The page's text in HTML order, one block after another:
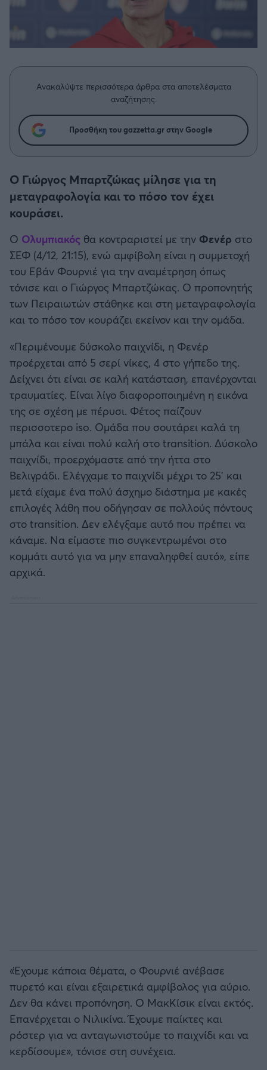
Δημήτρης Τσορμπατζόγλου
Λεβαδειακός
ΟΦΗ
Βόλος
Ατρόμητος Αθηνών
Κηφισιά
Αστέρας Τρίπολης
Παναιτωλικός
Καλαμάτα
Ηρακλής
Ατλέτικο Μαδρίτης
Μάντσεστερ Γιουνάιτεντ
Μάντσεστερ Σίτι
Λίβερπουλ
Άρσεναλ
Συνεντεύξεις
Μια Ιστορία από την Πόλη
Ανακαλύψτε περισσότερα άρθρα στα αποτελέσματα
αναζήτησης.
Προσθήκη του gazzetta.gr στην Google
Ο Γιώργος Μπαρτζώκας μίλησε για τη
μεταγραφολογία και το πόσο τον έχει
κουράσει.
Ο Ολυμπιακός θα κοντραριστεί με την Φενέρ στο
ΣΕΦ (4/12, 21:15), ενώ αμφίβολη είναι η συμμετοχή
του Εβάν Φουρνιέ για την αναμέτρηση όπως
τόνισε και ο Γιώργος Μπαρτζώκας. Ο προπονητής
των Πειραιωτών στάθηκε και στη μεταγραφολογία
και το πόσο τον κουράζει εκείνον και την ομάδα.
«Περιμένουμε δύσκολο παιχνίδι, η Φενέρ
προέρχεται από 5 σερί νίκες, 4 στο γήπεδο της.
Δείχνει ότι είναι σε καλή κατάσταση, επανέρχονται
τραυματίες. Είναι λίγο διαφοροποιημένη η εικόνα
της σε σχέση με πέρυσι. Φέτος παίζουν
περισσοτερο iso. Ομάδα που σουτάρει καλά τη
μπάλα και είναι πολύ καλή στο transition. Δύσκολο
παιχνίδι, προερχόμαστε από την ήττα στο
Βελιγράδι. Ελέγχαμε το παιχνίδι μέχρι το 25' και
μετά είχαμε ένα πολύ άσχημο διάστημα με κακές
επιλογές λάθη που οδήγησαν σε πολλούς πόντους
στο transition. Δεν ελέγξαμε αυτό που πρέπει να
κάναμε. Να είμαστε πιο συγκεντρωμένοι στο
κομμάτι αυτό για να μην επαναληφθεί αυτό», είπε
αρχικά.
«Έχουμε κάποια θέματα, ο Φουρνιέ ανέβασε
πυρετό και είναι εξαιρετικά αμφίβολος για αύριο.
Δεν θα κάνει προπόνηση. Ο ΜακΚίσικ είναι εκτός.
Επανέρχεται ο Νιλικίνα. Έχουμε παίκτες και
ρόστερ για να ανταγωνιστούμε το παιχνίδι και να
κερδίσουμε», τόνισε στη συνέχεια.